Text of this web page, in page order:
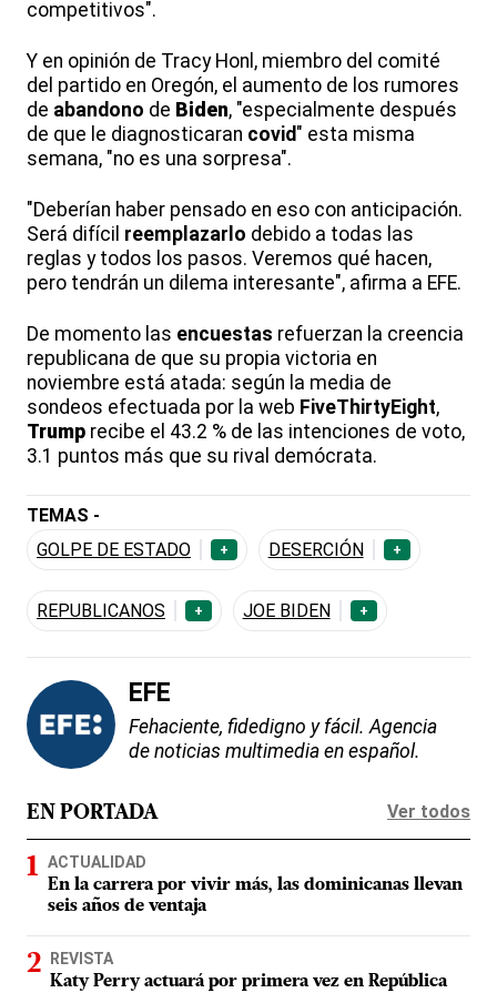
competitivos".
Y en opinión de Tracy Honl, miembro del comité
del partido en Oregón, el aumento de los rumores
de abandono de Biden, "especialmente después
de que le diagnosticaran covid " esta misma
semana, "no es una sorpresa".
"Deberían haber pensado en eso con anticipación.
Será difícil reemplazarlo debido a todas las
reglas y todos los pasos. Veremos qué hacen,
pero tendrán un dilema interesante", afirma a EFE.
De momento las encuestas refuerzan la creencia
republicana de que su propia victoria en
noviembre está atada: según la media de
sondeos efectuada por la web FiveThirtyEight,
Trump recibe el 43.2 % de las intenciones de voto,
3.1 puntos más que su rival demócrata.
TEMAS -
GOLPE DE ESTADO
+ DESERCIÓN +
REPUBLICANOS + JOE BIDEN +
EFE
Fehaciente, fidedigno y fácil. Agencia
de noticias multimedia en español.
EN PORTADA Ver todos
ACTUALIDAD
En la carrera por vivir más, las dominicanas llevan
seis años de ventaja
REVISTA
Katy Perry actuará por primera vez en República